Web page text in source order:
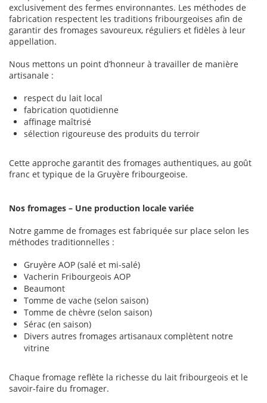
exclusivement des fermes environnantes. Les méthodes de
fabrication respectent les traditions fribourgeoises afin de
garantir des fromages savoureux, réguliers et fidèles à leur
appellation.
Nous mettons un point d’honneur à travailler de manière
artisanale :
respect du lait local
fabrication quotidienne
affinage maîtrisé
sélection rigoureuse des produits du terroir
Cette approche garantit des fromages authentiques, au goût
franc et typique de la Gruyère fribourgeoise.
Nos fromages – Une production locale variée
Notre gamme de fromages est fabriquée sur place selon les
méthodes traditionnelles :
Gruyère AOP (salé et mi-salé)
Vacherin Fribourgeois AOP
Beaumont
Tomme de vache (selon saison)
Tomme de chèvre (selon saison)
Sérac (en saison)
Divers autres fromages artisanaux complètent notre
vitrine
Chaque fromage reflète la richesse du lait fribourgeois et le
savoir-faire du fromager.